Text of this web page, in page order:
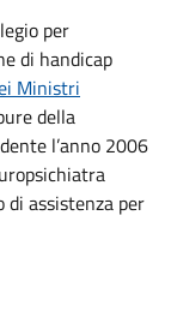
per
di handicap
Ministri
della
l’anno 2006
di assistenza per